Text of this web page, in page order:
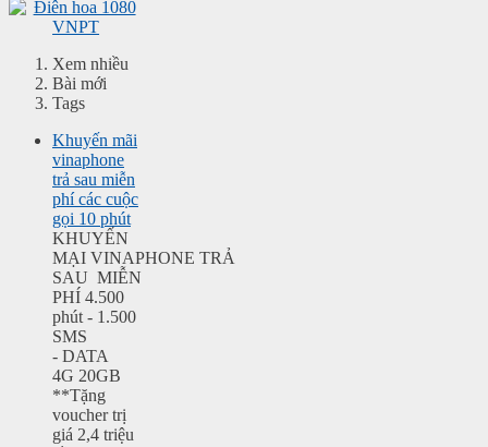
Xem nhiều
Bài mới
Tags
Khuyến mãi
vinaphone
trả sau miễn
phí các cuộc
gọi 10 phút
KHUYẾN
MẠI VINAPHONE TRẢ
SAU MIỄN
PHÍ 4.500
phút - 1.500
SMS
- DATA
4G 20GB
**Tặng
voucher trị
giá 2,4 triệu